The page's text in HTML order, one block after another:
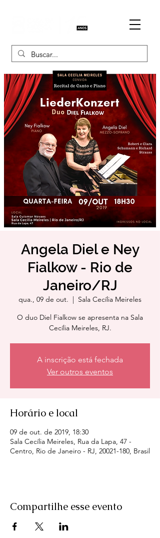
Angela Diel e Ney
Fialkow - Rio de
Janeiro/RJ
qua., 09 de out.
  |
Sala Cecília Meireles
O duo Diel Fialkow se apresenta na Sala
Cecília Meireles, RJ.
A inscrição está fechada
Ver outros eventos
Horário e local
09 de out. de 2019, 18:30
Sala Cecília Meireles, Rua da Lapa, 47 -
Centro, Rio de Janeiro - RJ, 20021-180, Brasil
Compartilhe esse evento